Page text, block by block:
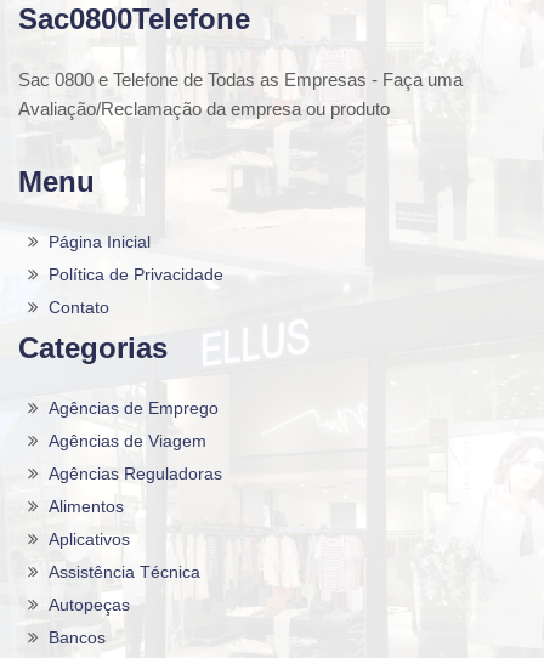
Sac0800Telefone
Sac 0800 e Telefone de Todas as Empresas - Faça uma
Avaliação/Reclamação da empresa ou produto
Menu
Página Inicial
Política de Privacidade
Contato
Categorias
Agências de Emprego
Agências de Viagem
Agências Reguladoras
Alimentos
Aplicativos
Assistência Técnica
Autopeças
Bancos